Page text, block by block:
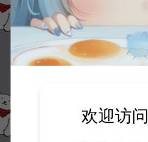
欢迎访